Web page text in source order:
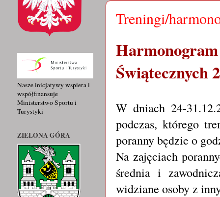
Treningi/
Świątecznych
W dniach 24-
podczas, którego
poranny będzie o
Na zajęciach
średnia i
widziane osoby z
Nasze inicjatywy wspiera i
współfinansuje
Ministerstwo Sportu i
Turystyki
ZIELONA GÓRA